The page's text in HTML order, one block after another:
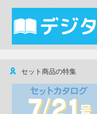
セット商品の特集